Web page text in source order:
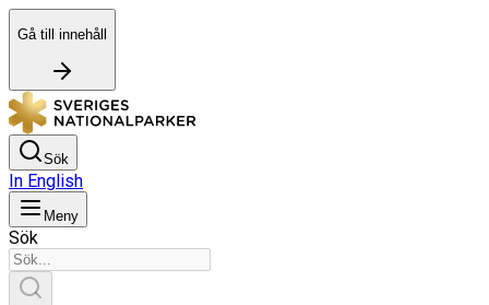
Gå till innehåll
Sök
In English
Meny
Sök